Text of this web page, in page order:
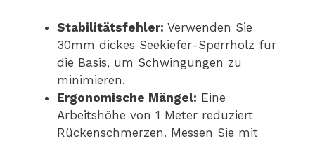
Stabilitätsfehler: Verwenden Sie
30mm dickes Seekiefer-Sperrholz für
die Basis, um Schwingungen zu
minimieren.
Ergonomische Mängel: Eine
Arbeitshöhe von 1 Meter reduziert
Rückenschmerzen. Messen Sie mit